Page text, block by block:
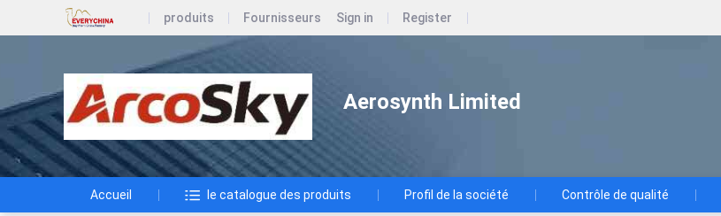
produits Fournisseurs Sign in Register
Aerosynth Limited
Accueil le catalogue des produits Profil de la société Contrôle de qualité